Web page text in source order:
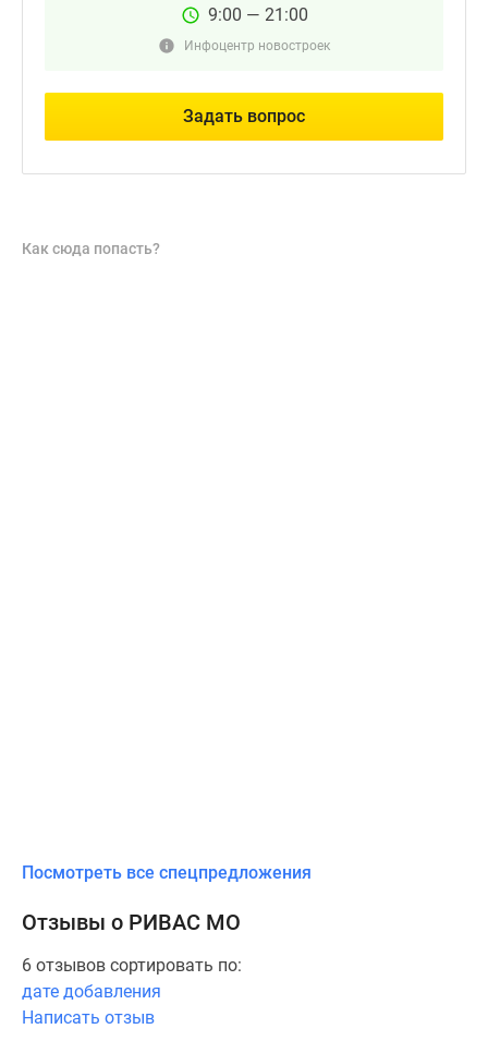
9:00 — 21:00
Инфоцентр новостроек
Задать вопрос
Как сюда попасть?
Посмотреть все спецпредложения
Отзывы о РИВАС МО
6 отзывов сортировать по:
дате добавления
Написать отзыв